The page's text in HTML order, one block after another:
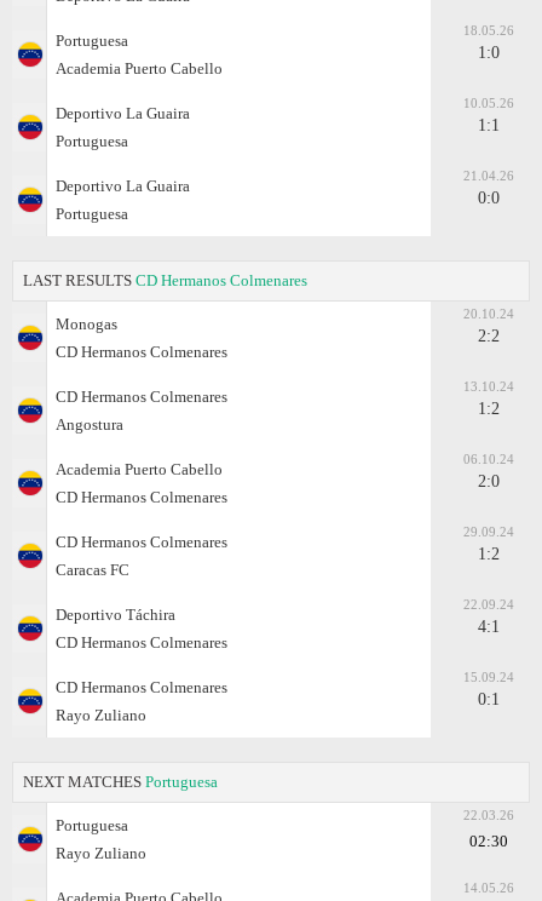
Portuguesa
Academia Puerto Cabello
18.05.26
1:0
Deportivo La Guaira
Portuguesa
10.05.26
1:1
Deportivo La Guaira
Portuguesa
21.04.26
0:0
LAST RESULTS CD Hermanos Colmenares
Monogas
CD Hermanos Colmenares
20.10.24
2:2
CD Hermanos Colmenares
Angostura
13.10.24
1:2
Academia Puerto Cabello
CD Hermanos Colmenares
06.10.24
2:0
CD Hermanos Colmenares
Caracas FC
29.09.24
1:2
Deportivo Táchira
CD Hermanos Colmenares
22.09.24
4:1
CD Hermanos Colmenares
Rayo Zuliano
15.09.24
0:1
NEXT MATCHES Portuguesa
Portuguesa
Rayo Zuliano
22.03.26
02:30
14.05.26